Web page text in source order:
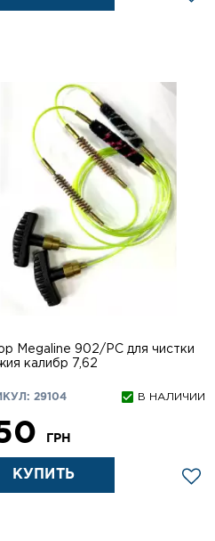
Megaline 902/PC для чистки
калибр 7,62
29104 В НАЛИЧИИ
ГРН
КУПИТЬ